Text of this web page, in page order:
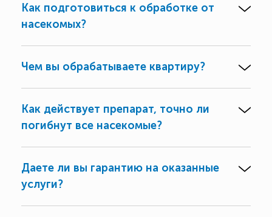
Как подготовиться к обработке от
насекомых?
Чем вы обрабатываете квартиру?
Как действует препарат, точно ли
погибнут все насекомые?
Даете ли вы гарантию на оказанные
услуги?